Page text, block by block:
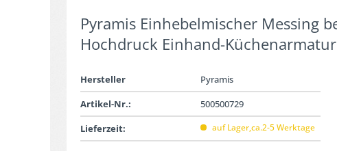
Pyramis Einhebelmischer Messing
Hochdruck Einhand-Küchenarmatur
Hersteller
Pyramis
Artikel-Nr.:
500500729
Lieferzeit:
auf Lager,ca.2-5 Werktage